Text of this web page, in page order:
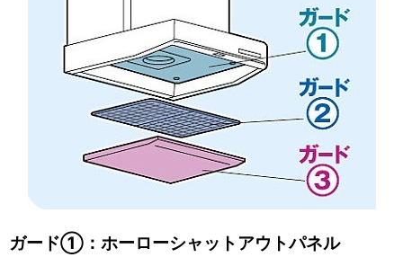
ガード①：ホーローシャットアウトパネル